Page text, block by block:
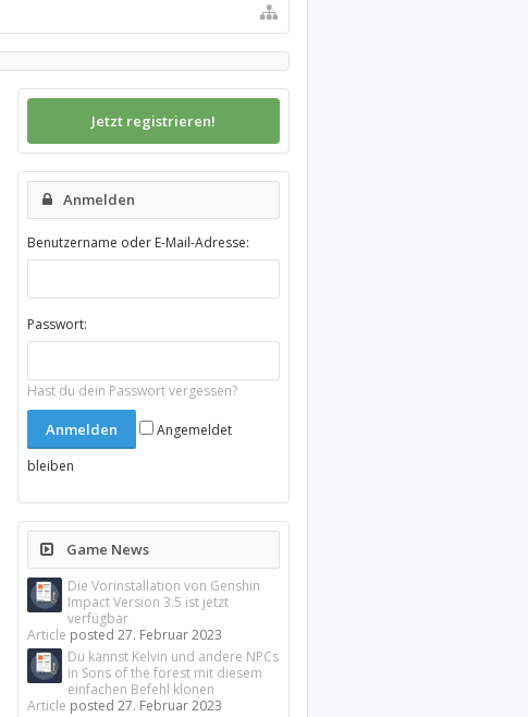
Jetzt registrieren!
Anmelden
Benutzername oder E-Mail-Adresse:
Passwort:
Hast du dein Passwort vergessen?
Angemeldet
bleiben
Game News
Die Vorinstallation von Genshin
Impact Version 3.5 ist jetzt
verfügbar
Article posted27. Februar 2023
Du kannst Kelvin und andere NPCs
in Sons of the forest mit diesem
einfachen Befehl klonen
Article posted27. Februar 2023